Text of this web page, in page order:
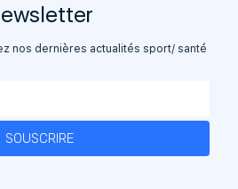
Go
nos dernières actualités sport/ santé
SOUSCRIRE